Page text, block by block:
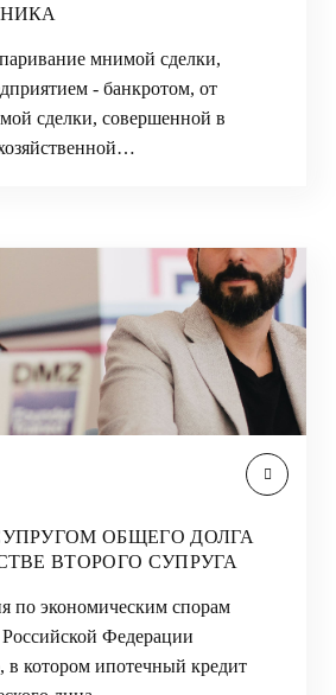
мнимой сделки,
- банкротом, от
сделки, совершенной в
ОБЩЕГО ДОЛГА
ВТОРОГО СУПРУГА
по экономическим спорам
Федерации
в котором ипотечный кредит